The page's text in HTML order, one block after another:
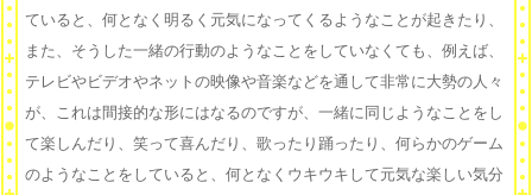
ていると、何となく明るく元気になってくるようなことが起きたり、
また、そうした一緒の行動のようなことをしていなくても、例えば、
テレビやビデオやネットの映像や音楽などを通して非常に大勢の人々
が、これは間接的な形にはなるのですが、一緒に同じようなことをし
て楽しんだり、笑って喜んだり、歌ったり踊ったり、何らかのゲーム
のようなことをしていると、何となくウキウキして元気な楽しい気分